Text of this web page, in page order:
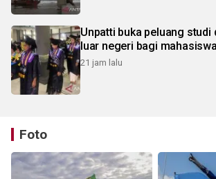
Unpatti buka peluang studi
luar negeri bagi mahasiswa
21 jam lalu
Foto